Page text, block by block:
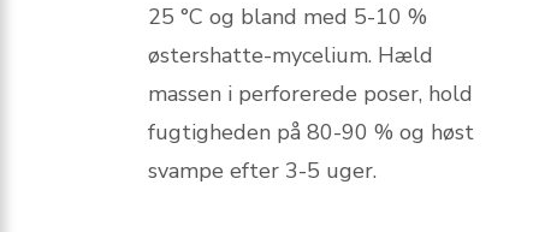
25 °C og bland med 5-10 %
østershatte-mycelium. Hæld
massen i perforerede poser, hold
fugtigheden på 80-90 % og høst
svampe efter 3-5 uger.